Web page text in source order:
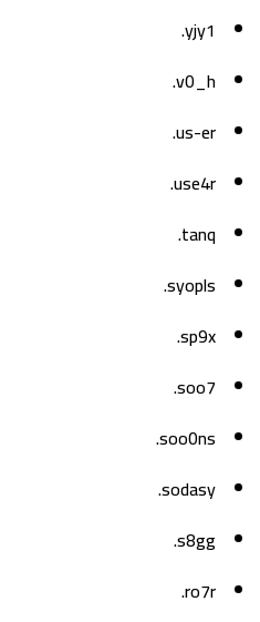
yjy1.
v0_h.
us-er.
use4r.
tanq.
syopls.
sp9x.
soo7.
soo0ns.
sodasy.
s8gg.
ro7r.